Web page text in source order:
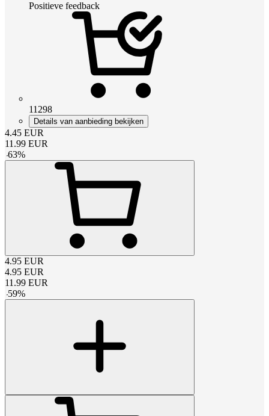
Positieve feedback
11298
Details van aanbieding bekijken
4.45 EUR
11.99 EUR
-63%
4.95 EUR
4.95 EUR
11.99 EUR
-59%